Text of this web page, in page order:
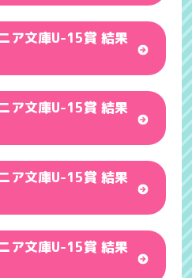
ア文庫U-15賞 結果
ア文庫U-15賞 結果
ア文庫U-15賞 結果
ア文庫U-15賞 結果